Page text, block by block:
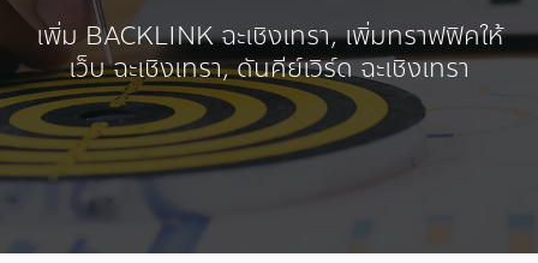
เพิ่ม BACKLINK ฉะเชิงเทรา, เพิ่มทราฟฟิคให้
เว็บ ฉะเชิงเทรา, ดันคีย์เวิร์ด ฉะเชิงเทรา